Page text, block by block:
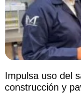
Impulsa uso del
construcción y